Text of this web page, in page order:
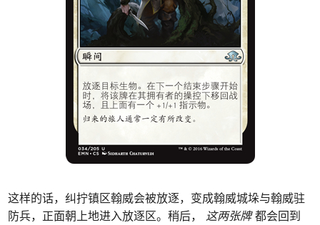
这样的话，纠拧镇区翰威会被放逐，变成翰威城垛与翰威驻
防兵，正面朝上地进入放逐区。稍后， 这两张牌都会回到